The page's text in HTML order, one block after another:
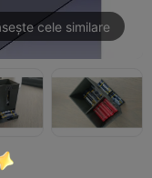
cele similare